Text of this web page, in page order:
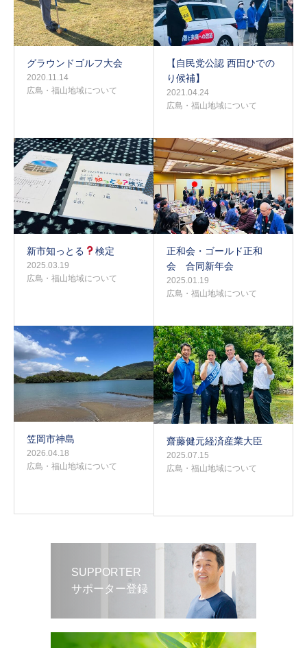
グラウンドゴルフ大会
2020.11.14
広島・福山地域について
【自民党公認 西田ひでの
り候補】
2021.04.24
広島・福山地域について
新市知っとる 検定
2025.03.19
広島・福山地域について
正和会・ゴールド正和
会 合同新年会
2025.01.19
広島・福山地域について
笠岡市神島
2026.04.18
広島・福山地域について
齋藤健元経済産業大臣
2025.07.15
広島・福山地域について
SUPPORTER
サポーター登録